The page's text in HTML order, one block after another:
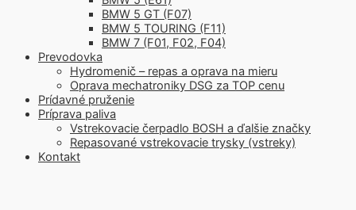
BMW 5 GT (F07)
BMW 5 TOURING (F11)
BMW 7 (F01, F02, F04)
Prevodovka
Hydromenič – repas a oprava na mieru
Oprava mechatroniky DSG za TOP cenu
Prídavné pruženie
Príprava paliva
Vstrekovacie čerpadlo BOSH a ďalšie značky
Repasované vstrekovacie trysky (vstreky)
Kontakt